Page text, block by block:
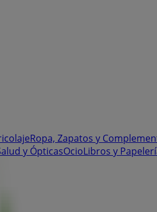
Ropa, Zapatos y
y ÓpticasOcioLibros y